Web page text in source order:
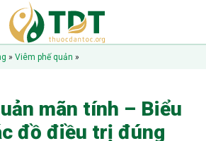
» Viêm phế quản »
mãn tính – Biểu
đồ điều trị đúng